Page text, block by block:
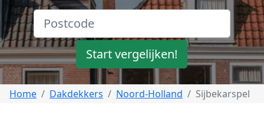
Start vergelijken!
Home Dakdekkers Noord-Holland Sijbekarspel